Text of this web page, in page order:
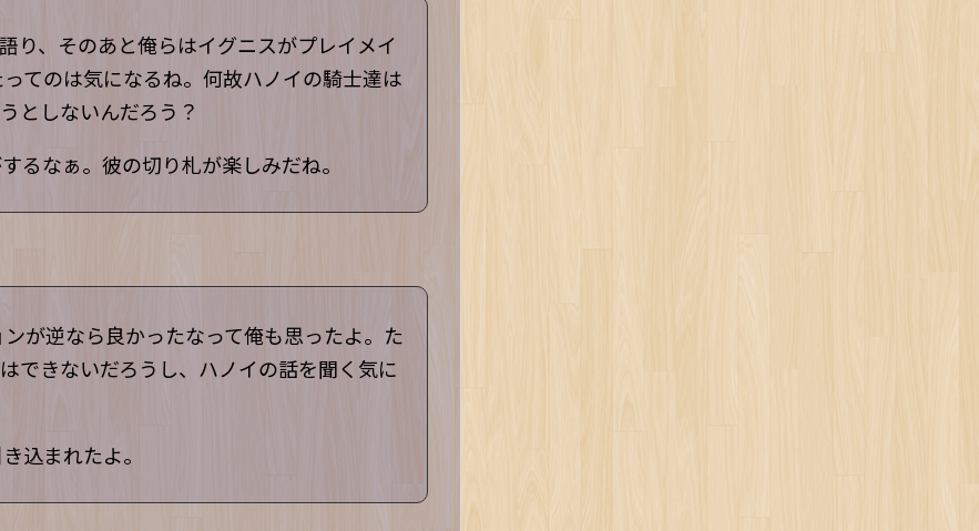
り、そのあと俺らはイグニスがプレイメイ
てのは気になるね。何故ハノイの騎士達は
としないんだろう？
るなぁ。彼の切り札が楽しみだね。
が逆なら良かったなって俺も思ったよ。た
できないだろうし、ハノイの話を聞く気に
込まれたよ。